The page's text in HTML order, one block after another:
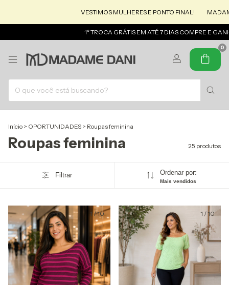
VESTIMOS MULHERES E PONTO FINAL! MADAME DANI :
1º TROCA GRÁTIS EM ATÉ 7 DIAS COMPRE E GANHE
0
Início > OPORTUNIDADES > Roupas feminina
Roupas feminina 25 produtos
Filtrar Ordenar por:
Mais vendidos
1 /10 1 /10